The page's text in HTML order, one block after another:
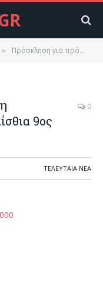
» Πρόσκληση για πρόσληψη προσωπικού με 5 ημερομίσθια 9ος 2015
9ος
0
ΤΕΛΕΥΤΑΙΑ ΝΕΑ